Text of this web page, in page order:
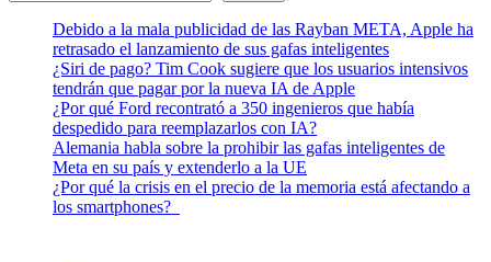
Debido a la mala publicidad de las Rayban META, Apple ha
retrasado el lanzamiento de sus gafas inteligentes
¿Siri de pago? Tim Cook sugiere que los usuarios intensivos
tendrán que pagar por la nueva IA de Apple
¿Por qué Ford recontrató a 350 ingenieros que había
despedido para reemplazarlos con IA?
Alemania habla sobre la prohibir las gafas inteligentes de
Meta en su país y extenderlo a la UE
¿Por qué la crisis en el precio de la memoria está afectando a
los smartphones?